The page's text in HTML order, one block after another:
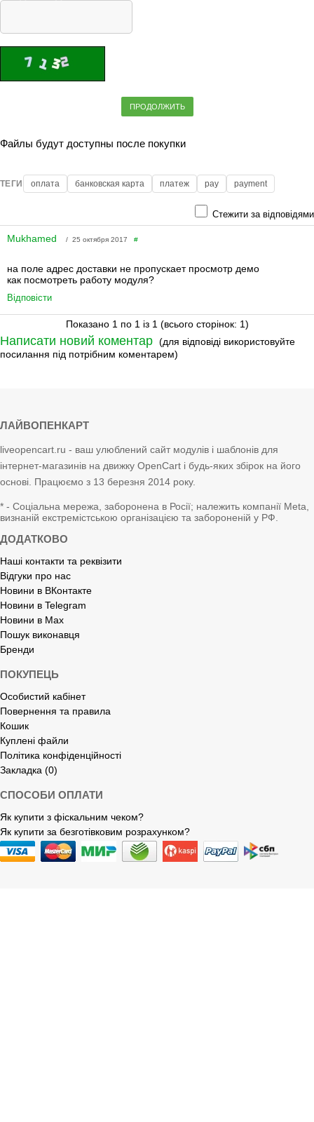
ПРОДОЛЖИТЬ
Файлы будут доступны после покупки
ТЕГИ оплата банковская карта платеж pay payment
Стежити за відповідями
Mukhamed / 25 октября 2017 #
на поле адрес доставки не пропускает просмотр демо
как посмотреть работу модуля?
Відповісти
Показано 1 по 1 із 1 (всього сторінок: 1)
Написати новий коментар (для відповіді використовуйте
посилання під потрібним коментарем)
ЛАЙВОПЕНКАРТ
liveopencart.ru - ваш улюблений сайт модулів і шаблонів для
інтернет-магазинів на движку OpenCart і будь-яких збірок на його
основі. Працюємо з 13 березня 2014 року.
* - Соціальна мережа, заборонена в Росії; належить компанії Meta,
визнаній екстремістською організацією та забороненій у РФ.
ДОДАТКОВО
Наші контакти та реквізити
Відгуки про нас
Новини в ВКонтакте
Новини в Telegram
Новини в Max
Пошук виконавця
Бренди
ПОКУПЕЦЬ
Особистий кабінет
Повернення та правила
Кошик
Куплені файли
Політика конфіденційності
Закладка (0)
СПОСОБИ ОПЛАТИ
Як купити з фіскальним чеком?
Як купити за безготівковим розрахунком?